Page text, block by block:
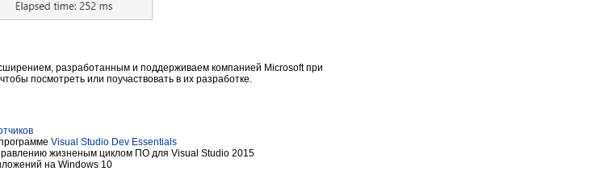
разработанным и поддерживаем компанией Microsoft при
посмотреть или поучаствовать в их разработке.
Visual Studio Dev Essentials
жизненым циклом ПО для Visual Studio 2015
на Windows 10